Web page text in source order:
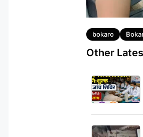
Tags
bokaro
Other